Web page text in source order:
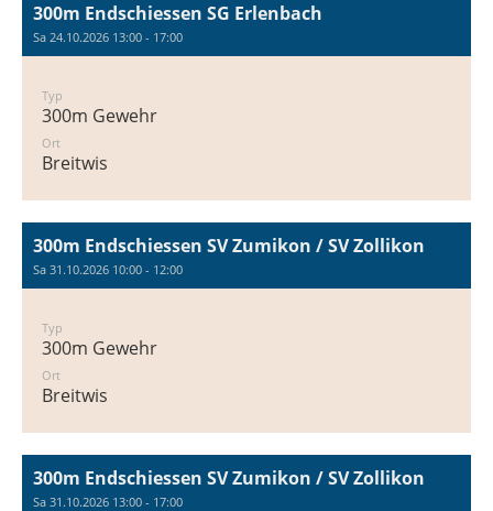
300m Endschiessen SG Erlenbach
Sa 24.10.2026 13:00 - 17:00
Typ
300m Gewehr
Ort
Breitwis
300m Endschiessen SV Zumikon / SV Zollikon
Sa 31.10.2026 10:00 - 12:00
Typ
300m Gewehr
Ort
Breitwis
300m Endschiessen SV Zumikon / SV Zollikon
Sa 31.10.2026 13:00 - 17:00